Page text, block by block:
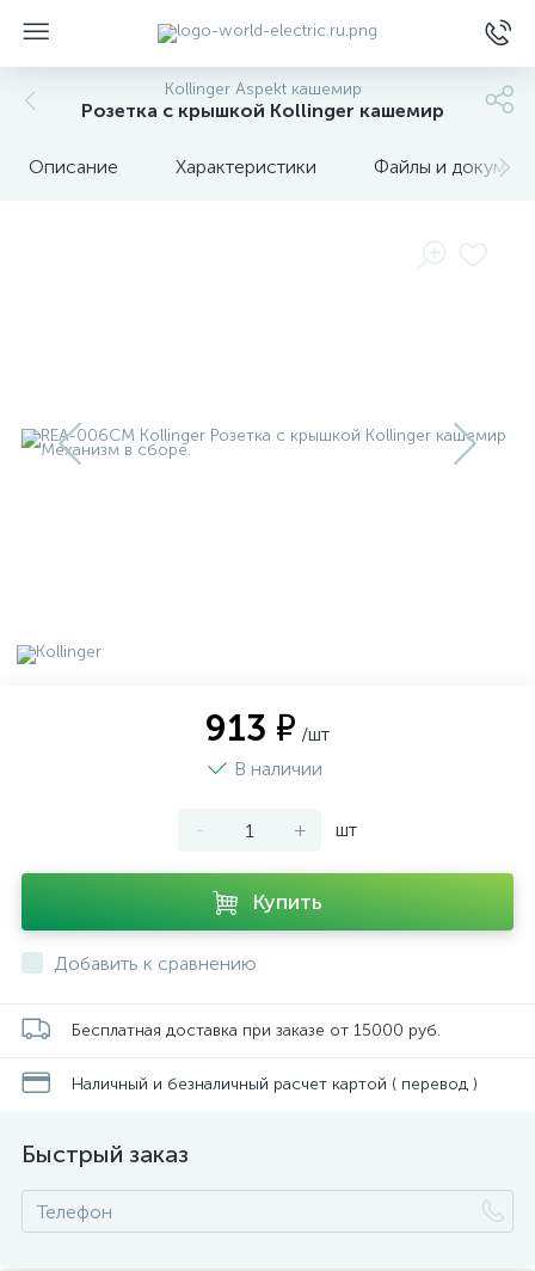
Kollinger Aspekt кашемир
Розетка с крышкой Kollinger кашемир
Описание Характеристики Файлы и
913 ₽ /шт
В наличии
- + шт
Купить
Добавить к сравнению
Бесплатная доставка при заказе от 15000 руб.
Наличный и безналичный расчет картой ( перевод )
Быстрый заказ